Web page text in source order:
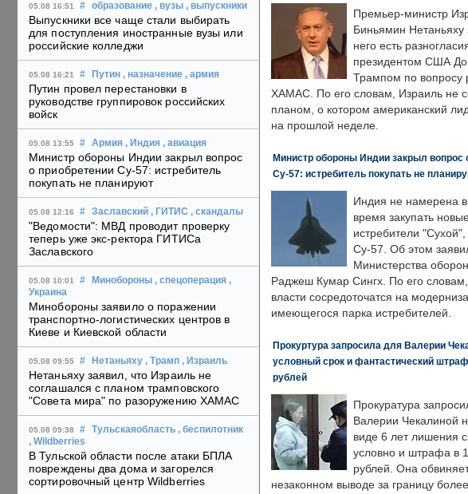
05.08 16:51 # образование , вузы , выпускники
Выпускники все чаще стали выбирать
для поступления иностранные вузы или
российские колледжи
05.08 16:21 # Путин , назначение , армия
Путин провел перестановки в
руководстве группировок российских
войск
05.08 13:55 # Армия , Индия , авиация
Министр обороны Индии закрыл вопрос
о приобретении Су-57: истребитель
покупать не планируют
05.08 12:16 # Заславский , ГИТИС , скандалы
"Ведомости": МВД проводит проверку
теперь уже экс-ректора ГИТИСа
Заславского
05.08 10:01 # Минобороны , спецоперация ,
Украина
Минобороны заявило о поражении
транспортно-логистических центров в
Киеве и Киевской области
05.08 09:55 # Нетаньяху , Трамп , Израиль
Нетаньяху заявил, что Израиль не
соглашался с планом трамповского
"Совета мира" по разоружению ХАМАС
05.08 09:38 # Тульскаяобласть , беспилотник
, Wildberries
В Тульской области после атаки БПЛА
повреждены два дома и загорелся
сортировочный центр Wildberries
Премьер-министр
Биньямин Нетаньяху
него есть
президентом США
Трампом по вопросу
ХАМАС. По его словам, Израиль не
планом, о котором американский
на прошлой неделе.
Министр обороны Индии закрыл вопрос
Су-57: истребитель покупать не
Индия не намерена
время закупать
истребители
Су-57. Об этом
Министерства
Раджеш Кумар Сингх. По его
власти сосредоточатся на
имеющегося парка истребителей.
Прокуртура запросила для Валерии
условный срок и фантастический
рублей
Прокуратура
Валерии Чекалиной
виде 6 лет лишения
условно и штрафа в
рублей. Она
незаконном выводе за границу